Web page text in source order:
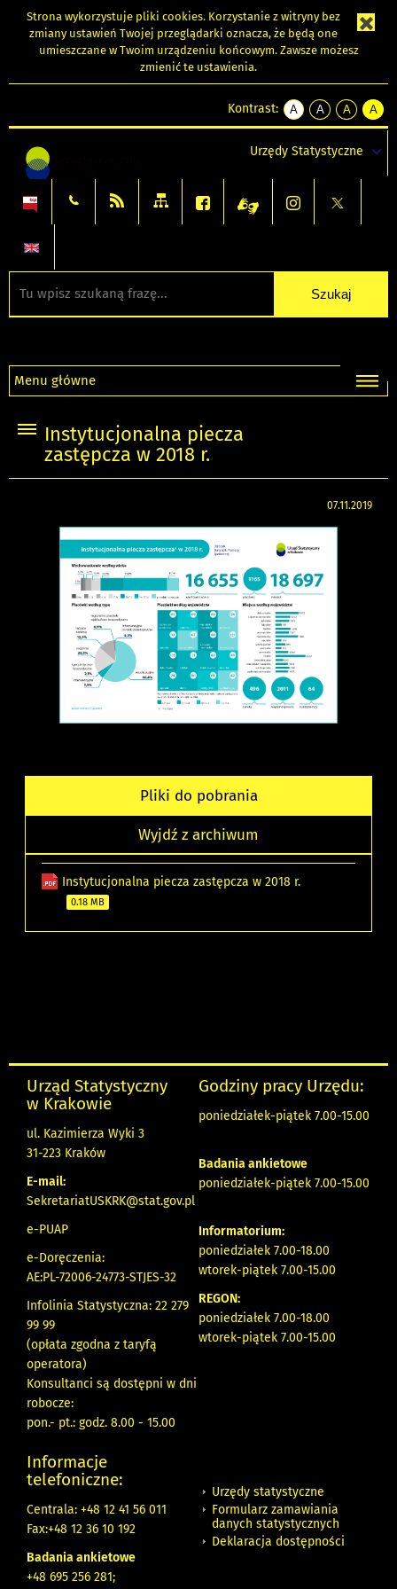
Strona wykorzystuje pliki cookies. Korzystanie z witryny bez
zmiany ustawień Twojej przeglądarki oznacza, że będą one
umieszczane w Twoim urządzeniu końcowym. Zawsze możesz
zmienić te ustawienia.
Kontrast:
A
kontrast
A
kontrast
tekst
czarnym
A
kontrast
tekst
czarnym
A
tekst
żółtym
Urzędy Statystyczne
Menu główne
Instytucjonalna piecza
zastępcza w 2018 r.
07.11.2019
Pliki do pobrania
Wyjdź z archiwum
Instytucjonalna piecza zastępcza w 2018 r.
0.18 MB
Urząd Statystyczny
w Krakowie
ul. Kazimierza Wyki 3
31-223 Kraków
E-mail:
SekretariatUSKRK@stat.gov.pl
e-PUAP
e-Doręczenia:
AE:PL-72006-24773-STJES-32
Infolinia Statystyczna: 22 279
99 99
(opłata zgodna z taryfą
operatora)
Konsultanci są dostępni w dni
robocze:
pon.- pt.: godz. 8.00 - 15.00
Godziny pracy Urzędu:
poniedziałek-piątek 7.00-15.00
Badania ankietowe
poniedziałek-piątek 7.00-15.00
Informatorium:
poniedziałek 7.00-18.00
wtorek-piątek 7.00-15.00
REGON:
poniedziałek 7.00-18.00
wtorek-piątek 7.00-15.00
Informacje
telefoniczne:
Centrala: +48 12 41 56 011
Fax:+48 12 36 10 192
Badania ankietowe
+48 695 256 281;
Urzędy statystyczne
Formularz zamawiania
danych statystycznych
Deklaracja dostępności